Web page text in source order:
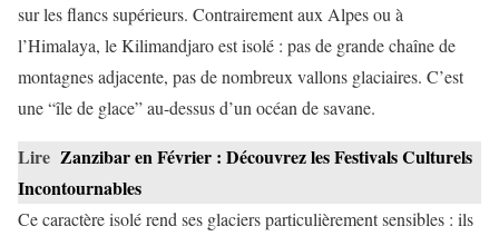
sur les flancs supérieurs. Contrairement aux Alpes ou à
l’Himalaya, le Kilimandjaro est isolé : pas de grande chaîne de
montagnes adjacente, pas de nombreux vallons glaciaires. C’est
une “île de glace” au-dessus d’un océan de savane.
Lire Zanzibar en Février : Découvrez les Festivals Culturels
Incontournables
Ce caractère isolé rend ses glaciers particulièrement sensibles : ils